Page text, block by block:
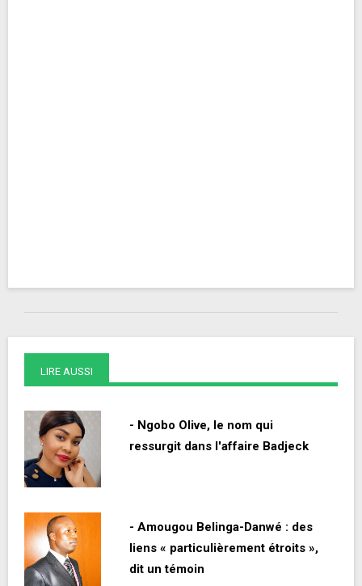
LIRE AUSSI
- Ngobo Olive, le nom qui
ressurgit dans l'affaire Badjeck
- Amougou Belinga-Danwé : des
liens « particulièrement étroits »,
dit un témoin